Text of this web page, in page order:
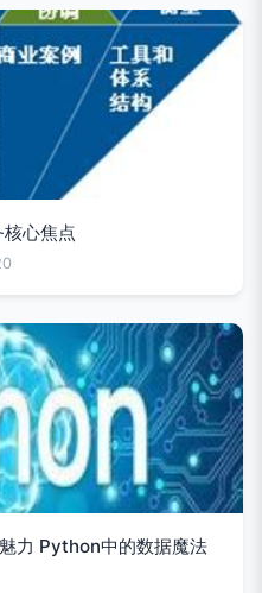
心焦点
力 Python中的数据魔法